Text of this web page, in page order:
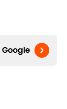
Google